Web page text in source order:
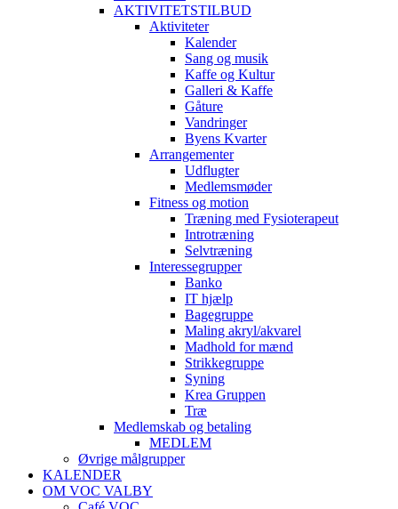
AKTIVITETSTILBUD
Aktiviteter
Kalender
Sang og musik
Kaffe og Kultur
Galleri & Kaffe
Gåture
Vandringer
Byens Kvarter
Arrangementer
Udflugter
Medlemsmøder
Fitness og motion
Træning med Fysioterapeut
Introtræning
Selvtræning
Interessegrupper
Banko
IT hjælp
Bagegruppe
Maling akryl/akvarel
Madhold for mænd
Strikkegruppe
Syning
Krea Gruppen
Træ
Medlemskab og betaling
MEDLEM
Øvrige målgrupper
KALENDER
OM VOC VALBY